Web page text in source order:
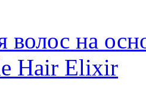
волос на
Hair Elixir